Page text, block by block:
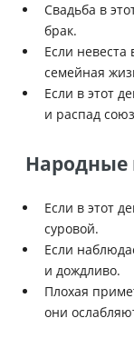
Свадьба в
брак.
Если
семейная
Если в этот
и распад
Если в этот
суровой.
Если
и дождливо.
Плохая
они